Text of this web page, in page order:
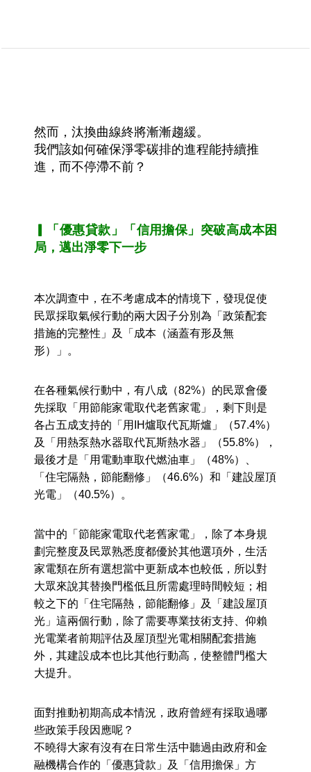
然而，汰換曲線終將漸漸趨緩。
我們該如何確保淨零碳排的進程能持續推
進，而不停滯不前？
▎「優惠貸款」「信用擔保」突破高成本困
局，邁出淨零下一步
本次調查中，在不考慮成本的情境下，發現促使
民眾採取氣候行動的兩大因子分別為「政策配套
措施的完整性」及「成本（涵蓋有形及無
形）」。
在各種氣候行動中，有八成（82%）的民眾會優
先採取「用節能家電取代老舊家電」，剩下則是
各占五成支持的「用IH爐取代瓦斯爐」（57.4%）
及「用熱泵熱水器取代瓦斯熱水器」（55.8%），
最後才是「用電動車取代燃油車」（48%）、
「住宅隔熱，節能翻修」（46.6%）和「建設屋頂
光電」（40.5%）。
當中的「節能家電取代老舊家電」，除了本身規
劃完整度及民眾熟悉度都優於其他選項外，生活
家電類在所有選想當中更新成本也較低，所以對
大眾來說其替換門檻低且所需處理時間較短；相
較之下的「住宅隔熱，節能翻修」及「建設屋頂
光」這兩個行動，除了需要專業技術支持、仰賴
光電業者前期評估及屋頂型光電相關配套措施
外，其建設成本也比其他行動高，使整體門檻大
大提升。
面對推動初期高成本情況，政府曾經有採取過哪
些政策手段因應呢？
不曉得大家有沒有在日常生活中聽過由政府和金
融機構合作的「優惠貸款」及「信用擔保」方